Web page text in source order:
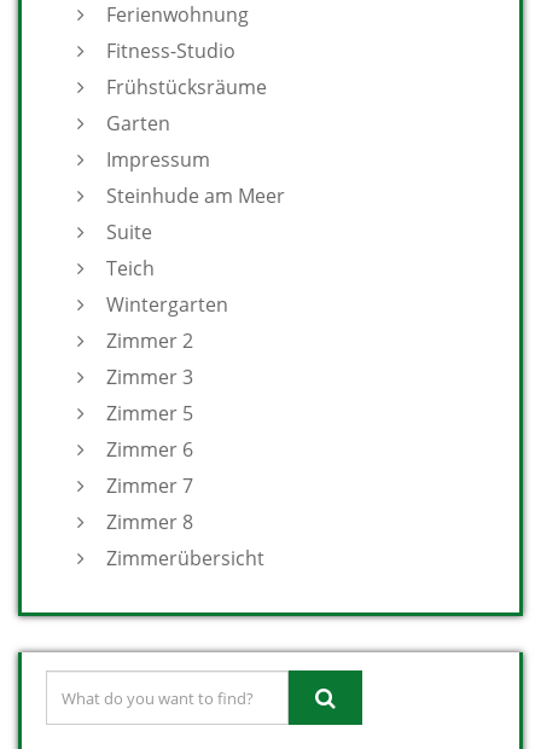
Ferienwohnung
Fitness-Studio
Frühstücksräume
Garten
Impressum
Steinhude am Meer
Suite
Teich
Wintergarten
Zimmer 2
Zimmer 3
Zimmer 5
Zimmer 6
Zimmer 7
Zimmer 8
Zimmerübersicht